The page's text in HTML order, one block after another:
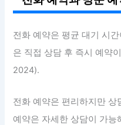
전화 예약은 평균 대기 시간
은 직접 상담 후 즉시 예약
2024).
전화 예약은 편리하지만 상
예약은 자세한 상담이 가능